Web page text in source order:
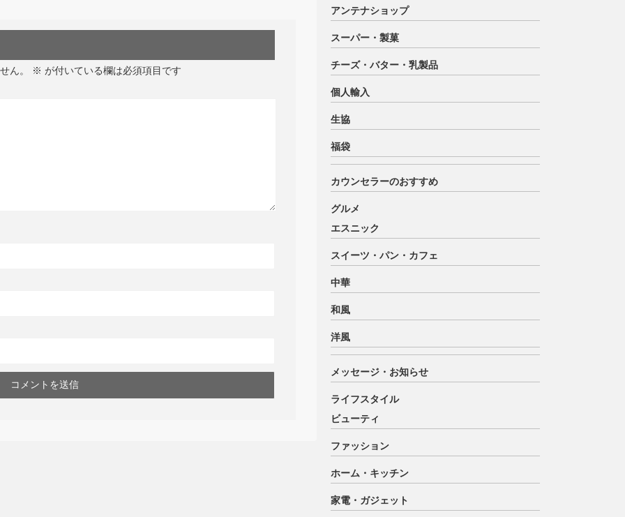
ん。 ※ が付いている欄は必須項目です
アンテナショップ
スーパー・製菓
チーズ・バター・乳製品
個人輸入
生協
福袋
カウンセラーのおすすめ
グルメ
エスニック
スイーツ・パン・カフェ
中華
和風
洋風
メッセージ・お知らせ
ライフスタイル
ビューティ
ファッション
ホーム・キッチン
家電・ガジェット